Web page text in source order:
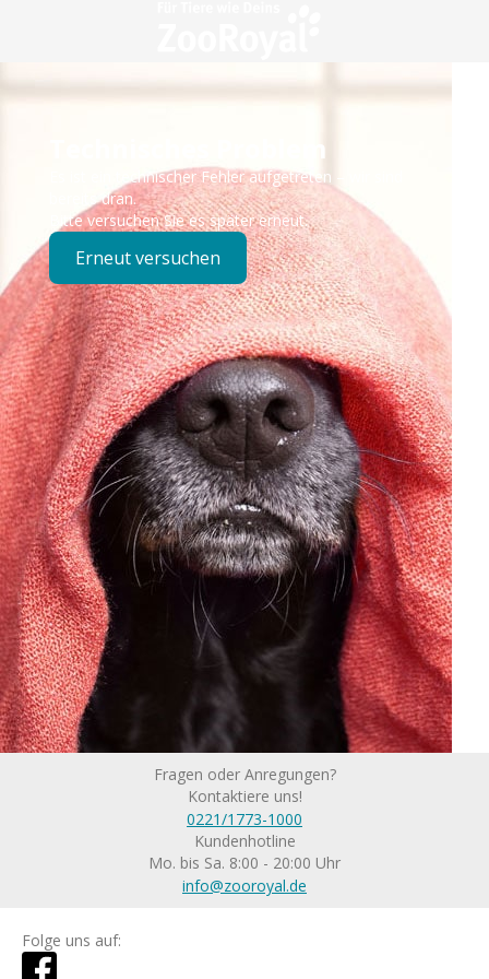
Technisches Problem
Es ist ein technischer Fehler aufgetreten – wir sind
bereits dran.
Bitte versuchen Sie es später erneut.
Erneut versuchen
Fragen oder Anregungen?
Kontaktiere uns!
0221/1773-1000
Kundenhotline
Mo. bis Sa. 8:00 - 20:00 Uhr
info@zooroyal.de
Folge uns auf: